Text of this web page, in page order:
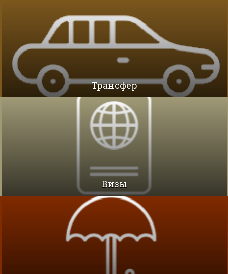
Трансфер
Визы